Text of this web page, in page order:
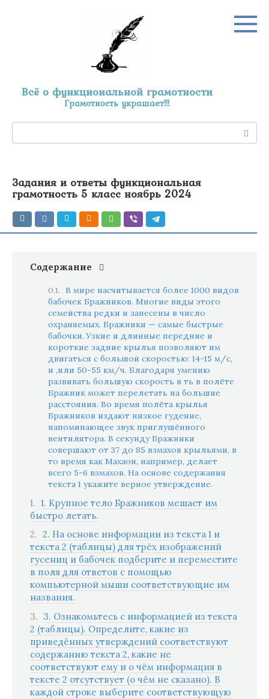
Всё о функциональной грамотности
Грамотность украшает!!!
Поиск:
Задания и ответы функциональная
грамотность 5 класс ноябрь 2024
Содержание
B мире насчитывается более 1000 видов
бабочек Бражников. Многие виды этого
семейства редки и занесены в число
охраняемых. Бражники — самые быстрые
бабочки. Узкие и длинные передние и
короткие задние крылья позволяют им
двигаться с большой скоростью: 14-15 м/с,
и ,или 50-55 км/ч. Благодаря умению
развивать большую скорость в ть в полёте
Бражник может перелетать на большие
расстояния. Во время полёта крылья
Бражников издают низкое гудение,
напоминающее звук приглушённого
вентилятора. В секунду Бражники
совершают от 37 до 85 взмахов крыльями, в
то время как Махаон, например, делает
всего 5-6 взмахов. На основе содержания
текста 1 укажите верное утверждение.
1. Крупное тело Бражников мешает им
быстро летать.
2. На основе информации из текста 1 и
текста 2 (таблицы) для трёх изображений
гусениц и бабочек подберите и переместите
в поля для ответов с помощью
компьютерной мыши соответствующие им
названия.
3. Ознакомьтесь с информацией из текста
2 (таблицы). Определите, какие из
приведённых утверждений соответствуют
содержанию текста 2, какие не
соответствуют ему и о чём информация в
тексте 2 отсутствует (о чём не сказано). В
каждой строке выберите соответствующую